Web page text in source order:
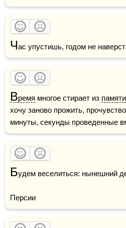
Час упустишь, годом не
Время многое стирает из памяти
хочу заново прожить,
минуты, секунды проведенные
Будем веселиться: нынешний
Персии